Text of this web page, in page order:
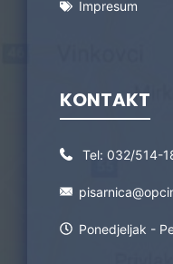
Impresum
KONTAKT
Tel: 032/514-
Ponedjeljak -